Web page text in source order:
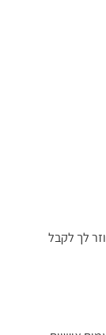
לך לקבל